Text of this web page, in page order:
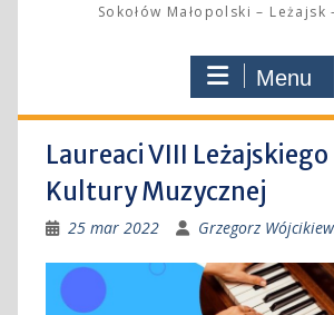
Sokołów Małopolski – Leżajsk
Menu
Laureaci VIII
Kultury Muzycznej
25 mar 2022 Grzegorz